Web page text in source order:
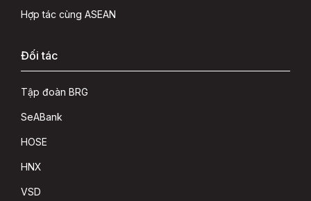
Hợp tác cùng ASEAN
Đối tác
Tập đoàn BRG
SeABank
HOSE
HNX
VSD